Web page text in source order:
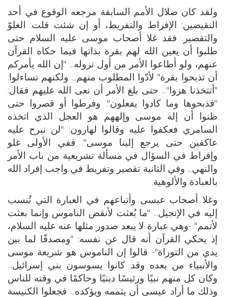
ولقد كان ضلال الأمم السابقة مرجعه الوقوع في أحد
النقيضين: الإفراط والتفريط، أو إن شئت قلت: الغلوّ
والتقصير. فقد غلا أصحاب موسى عليه السلام حتى
طلبوا أن يعين الله لهم بقرة بذاتها فيما حكاه القرآن
عنهم، ولو أطاعوا الأمر من أول نزوله... "إن الله يأمركم
أن تذبحوا بقرة" لأدّوا المطلوب منهم... ولكنهم تساءلوا:
"أتتخذنا هزوا"... حتى بلغ الأمر أن نعى الله عليهم فقال:
"فذبحوها وما كادوا يفعلون". وفرطوا أو قصروا حتى
ظنوا أن إله موسى وإلههم هو العجل الذي اتخذه
السامري فعكفوا عليه وقالوا لهارون: "لن نبرح عليه
عاكفين حتى يرجع إلينا موسى". ففي الأولى غلو
وإفراط في السؤال في مسألة تشريعية من باب الأمر
والنهي... وفي الثانية تقصير وتفريط في واجب إفراد الله
بالعبادة والألوهية.
وغلا أصحاب عيسى وأتباعهم في العبارة التي تُنسب
إليه في الإنجيل... "ما بُعثت لأنقض الناموس وإنما بعثت
لأتمم" -وهي عبارة لا يبعد صدور مثلها عنه عليه السلام،
إذ يحكي القرآن أنه قال عن نفسه: "ومصدقًا لما بين
يدي من التوراة"- قالوا إن الناموس هو شريعة موسى
والأنبياء من بعده وقد كانوا يسوسون بني إسرائيل...
وكان كل منهم نبيًا ورئيسًا دينيًا وحاكمًا في وقته للناس
وذلك ما أراد عيسى أن يتممه ويؤكده... فجعلوا الكنيسة